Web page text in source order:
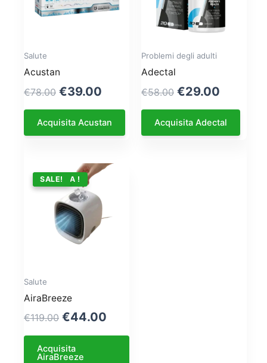
Salute
Acustan
€78.00 Original
price
was:
€78.00.
€39.00 Current
price
is:
€39.00.
Acquisita Acustan
Problemi degli adulti
Adectal
€58.00 Original
price
was:
€58.00.
€29.00
price
is:
€29.00.
Acquisita Adectal
OFFERTA !
SALE!
Salute
AiraBreeze
€119.00 Original
price
was:
€44.00
price
Acquisita
AiraBreeze